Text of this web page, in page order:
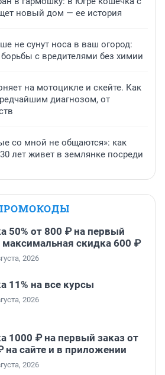
новый дом — ее история
не сунут носа в ваш огород:
с вредителями без химии
на мотоцикле и скейте. Как
диагнозом, от
со мной не общаются»: как
лет живет в землянке посреди
50% от 800 ₽ на первый
максимальная скидка 600 ₽
2026
11% на все курсы
2026
1000 ₽ на первый заказ от
на сайте и в приложении
2026